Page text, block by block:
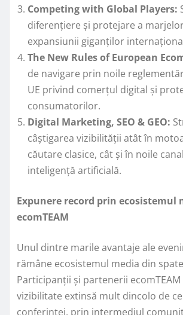
Competing with Global Players:
diferențiere și protejare a
expansiunii giganților
The New Rules of European
de navigare prin noile
UE privind comerțul digital și
consumatorilor.
Digital Marketing, SEO & GEO:
câștigarea vizibilității atât în
căutare clasice, cât și în noile
inteligență artificială.
Expunere record prin ecosistemul
ecomTEAM
Unul dintre marile avantaje ale
rămâne ecosistemul media din
Participanții și partenerii
vizibilitate extinsă mult dincolo de
conferinței, prin intermediul